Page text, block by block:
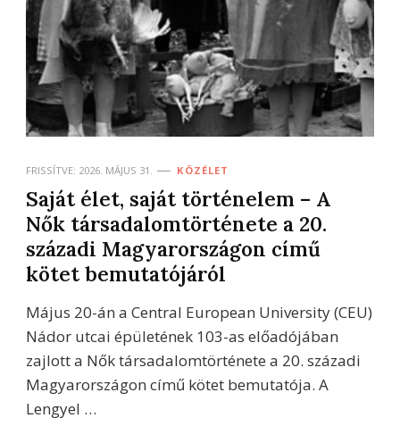
FRISSÍTVE: 2026. MÁJUS 31. KÖZÉLET
Saját élet, saját történelem – A
Nők társadalomtörténete a 20.
századi Magyarországon című
kötet bemutatójáról
Május 20-án a Central European University (CEU)
Nádor utcai épületének 103-as előadójában
zajlott a Nők társadalomtörténete a 20. századi
Magyarországon című kötet bemutatója. A
Lengyel …